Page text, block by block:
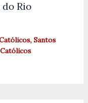
Rio
, Santos